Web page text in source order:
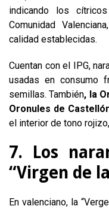
indicando los
Comunidad
calidad establecidas.
Cuentan con el IPG,
usadas en consumo
semillas. También, la
Oronules de
el interior de tono
7. Los
“Virgen de
En valenciano, la